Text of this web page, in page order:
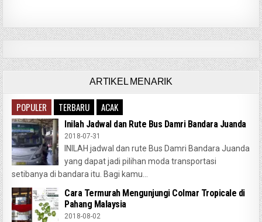
ARTIKEL MENARIK
POPULER TERBARU ACAK
Inilah Jadwal dan Rute Bus Damri Bandara Juanda
2018-07-31
INILAH jadwal dan rute Bus Damri Bandara Juanda
yang dapat jadi pilihan moda transportasi
setibanya di bandara itu. Bagi kamu...
Cara Termurah Mengunjungi Colmar Tropicale di
Pahang Malaysia
2018-08-02